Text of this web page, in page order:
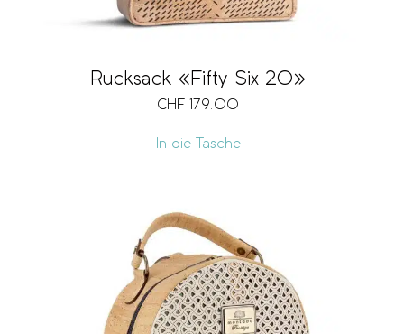
Rucksack «Fifty Six 20»
CHF 179.00
In die Tasche